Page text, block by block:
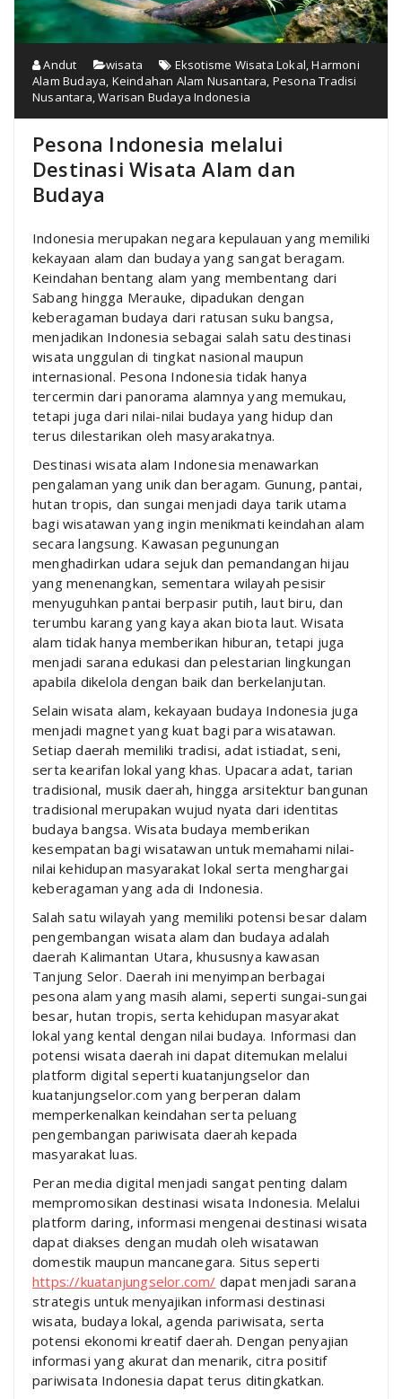
Andut wisata Eksotisme Wisata Lokal,Harmoni
Alam Budaya, Keindahan Alam Nusantara, Pesona Tradisi
Nusantara,Warisan Budaya Indonesia
Pesona Indonesia melalui
Destinasi Wisata Alam dan
Budaya
Indonesia merupakan negara kepulauan yang memiliki
kekayaan alam dan budaya yang sangat beragam.
Keindahan bentang alam yang membentang dari
Sabang hingga Merauke, dipadukan dengan
keberagaman budaya dari ratusan suku bangsa,
menjadikan Indonesia sebagai salah satu destinasi
wisata unggulan di tingkat nasional maupun
internasional. Pesona Indonesia tidak hanya
tercermin dari panorama alamnya yang memukau,
tetapi juga dari nilai-nilai budaya yang hidup dan
terus dilestarikan oleh masyarakatnya.
Destinasi wisata alam Indonesia menawarkan
pengalaman yang unik dan beragam. Gunung, pantai,
hutan tropis, dan sungai menjadi daya tarik utama
bagi wisatawan yang ingin menikmati keindahan alam
secara langsung. Kawasan pegunungan
menghadirkan udara sejuk dan pemandangan hijau
yang menenangkan, sementara wilayah pesisir
menyuguhkan pantai berpasir putih, laut biru, dan
terumbu karang yang kaya akan biota laut. Wisata
alam tidak hanya memberikan hiburan, tetapi juga
menjadi sarana edukasi dan pelestarian lingkungan
apabila dikelola dengan baik dan berkelanjutan.
Selain wisata alam, kekayaan budaya Indonesia juga
menjadi magnet yang kuat bagi para wisatawan.
Setiap daerah memiliki tradisi, adat istiadat, seni,
serta kearifan lokal yang khas. Upacara adat, tarian
tradisional, musik daerah, hingga arsitektur bangunan
tradisional merupakan wujud nyata dari identitas
budaya bangsa. Wisata budaya memberikan
kesempatan bagi wisatawan untuk memahami nilai-
nilai kehidupan masyarakat lokal serta menghargai
keberagaman yang ada di Indonesia.
Salah satu wilayah yang memiliki potensi besar dalam
pengembangan wisata alam dan budaya adalah
daerah Kalimantan Utara, khususnya kawasan
Tanjung Selor. Daerah ini menyimpan berbagai
pesona alam yang masih alami, seperti sungai-sungai
besar, hutan tropis, serta kehidupan masyarakat
lokal yang kental dengan nilai budaya. Informasi dan
potensi wisata daerah ini dapat ditemukan melalui
platform digital seperti kuatanjungselor dan
kuatanjungselor.com yang berperan dalam
memperkenalkan keindahan serta peluang
pengembangan pariwisata daerah kepada
masyarakat luas.
Peran media digital menjadi sangat penting dalam
mempromosikan destinasi wisata Indonesia. Melalui
platform daring, informasi mengenai destinasi wisata
dapat diakses dengan mudah oleh wisatawan
domestik maupun mancanegara. Situs seperti
https://kuatanjungselor.com/ dapat menjadi sarana
strategis untuk menyajikan informasi destinasi
wisata, budaya lokal, agenda pariwisata, serta
potensi ekonomi kreatif daerah. Dengan penyajian
informasi yang akurat dan menarik, citra positif
pariwisata Indonesia dapat terus ditingkatkan.